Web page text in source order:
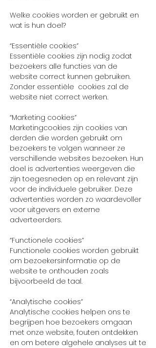
Welke cookies worden er gebruikt en
wat is hun doel?
“Essentiële cookies”
Essentiële cookies zijn nodig zodat
bezoekers alle functies van de
website correct kunnen gebruiken.
Zonder essentiële cookies zal de
website niet correct werken.
“Marketing cookies”
Marketingcookies zijn cookies van
derden die worden gebruikt om
bezoekers te volgen wanneer ze
verschillende websites bezoeken. Hun
doel is advertenties weergeven die
zijn toegesneden op en relevant zijn
voor de individuele gebruiker. Deze
advertenties worden zo waardevoller
voor uitgevers en externe
adverteerders.
“Functionele cookies”
Functionele cookies worden gebruikt
om bezoekersinformatie op de
website te onthouden zoals
bijvoorbeeld de taal.
“Analytische cookies”
Analytische cookies helpen ons te
begrijpen hoe bezoekers omgaan
met onze website, fouten ontdekken
en om betere algehele analyses uit te